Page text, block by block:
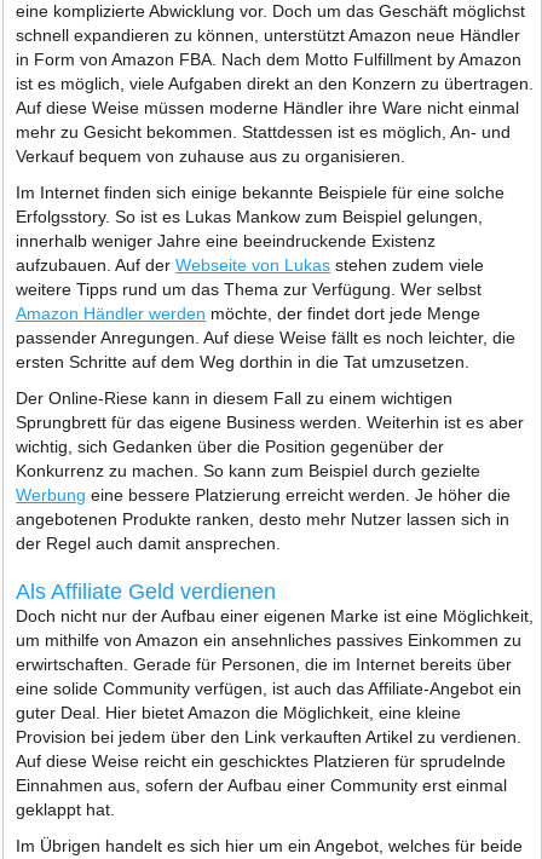
eine komplizierte Abwicklung vor. Doch um das Geschäft möglichst
schnell expandieren zu können, unterstützt Amazon neue Händler
in Form von Amazon FBA. Nach dem Motto Fulfillment by Amazon
ist es möglich, viele Aufgaben direkt an den Konzern zu übertragen.
Auf diese Weise müssen moderne Händler ihre Ware nicht einmal
mehr zu Gesicht bekommen. Stattdessen ist es möglich, An- und
Verkauf bequem von zuhause aus zu organisieren.
Im Internet finden sich einige bekannte Beispiele für eine solche
Erfolgsstory. So ist es Lukas Mankow zum Beispiel gelungen,
innerhalb weniger Jahre eine beeindruckende Existenz
aufzubauen. Auf derWebseite von Lukas stehen zudem viele
weitere Tipps rund um das Thema zur Verfügung. Wer selbst
Amazon Händler werden möchte, der findet dort jede Menge
passender Anregungen. Auf diese Weise fällt es noch leichter, die
ersten Schritte auf dem Weg dorthin in die Tat umzusetzen.
Der Online-Riese kann in diesem Fall zu einem wichtigen
Sprungbrett für das eigene Business werden. Weiterhin ist es aber
wichtig, sich Gedanken über die Position gegenüber der
Konkurrenz zu machen. So kann zum Beispiel durch gezielte
Werbung eine bessere Platzierung erreicht werden. Je höher die
angebotenen Produkte ranken, desto mehr Nutzer lassen sich in
der Regel auch damit ansprechen.
Als Affiliate Geld verdienen
Doch nicht nur der Aufbau einer eigenen Marke ist eine Möglichkeit,
um mithilfe von Amazon ein ansehnliches passives Einkommen zu
erwirtschaften. Gerade für Personen, die im Internet bereits über
eine solide Community verfügen, ist auch das Affiliate-Angebot ein
guter Deal. Hier bietet Amazon die Möglichkeit, eine kleine
Provision bei jedem über den Link verkauften Artikel zu verdienen.
Auf diese Weise reicht ein geschicktes Platzieren für sprudelnde
Einnahmen aus, sofern der Aufbau einer Community erst einmal
geklappt hat.
Im Übrigen handelt es sich hier um ein Angebot, welches für beide